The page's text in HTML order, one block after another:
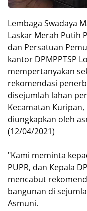
Lembaga Swadaya
Laskar Merah Putih
dan Persatuan
kantor DPMPPTSP
mempertanyakan
rekomendasi
disejumlah lahan
Kecamatan
diungkapkan oleh
(12/04/2021)
"Kami meminta
PUPR, dan Kepala
mencabut
bangunan di
Asmuni.